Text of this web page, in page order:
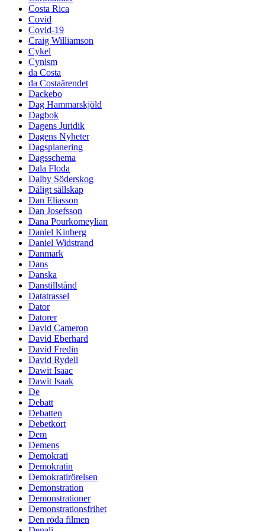
Costa Rica
Covid
Covid-19
Craig Williamson
Cykel
Cynism
da Costa
da Costaärendet
Dackebo
Dag Hammarskjöld
Dagbok
Dagens Juridik
Dagens Nyheter
Dagsplanering
Dagsschema
Dala Floda
Dalby Söderskog
Dåligt sällskap
Dan Eliasson
Dan Josefsson
Dana Pourkomeylian
Daniel Kinberg
Daniel Widstrand
Danmark
Dans
Danska
Danstillstånd
Datatrassel
Dator
Datorer
David Cameron
David Eberhard
David Fredin
David Rydell
Dawit Isaac
Dawit Isaak
De
Debatt
Debatten
Debetkort
Dem
Demens
Demokrati
Demokratin
Demokratirörelsen
Demonstration
Demonstrationer
Demonstrationsfrihet
Den röda filmen